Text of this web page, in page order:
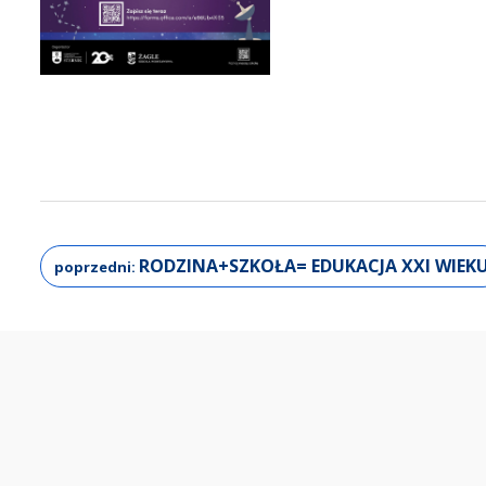
RODZINA+SZKOŁA= EDUKACJA XXI